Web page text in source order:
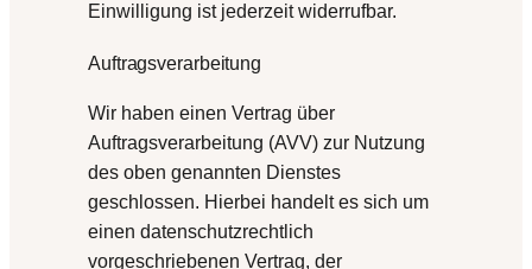
Einwilligung ist jederzeit widerrufbar.
Auftragsverarbeitung
Wir haben einen Vertrag über
Auftragsverarbeitung (AVV) zur Nutzung
des oben genannten Dienstes
geschlossen. Hierbei handelt es sich um
einen datenschutzrechtlich
vorgeschriebenen Vertrag, der